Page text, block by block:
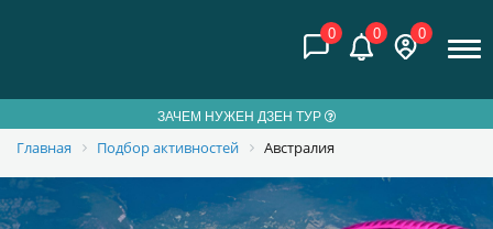
0 0 0
ЗАЧЕМ НУЖЕН ДЗЕН ТУР
Главная Подбор активностей Австралия